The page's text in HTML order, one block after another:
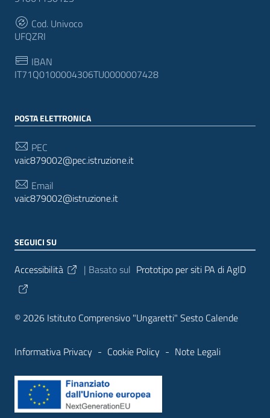
Cod. Univoco
UFQZRI
IBAN
IT71Q0100004306TU0000007428
POSTA ELETTRONICA
PEC
vaic879002@pec.istruzione.it
Email
vaic879002@istruzione.it
SEGUICI SU
Sezione Link Utili
Accessibilità | Basato sul Prototipo per siti PA di AgID
© 2026 Istituto Comprensivo "Ungaretti" Sesto Calende
Informativa Privacy - Cookie Policy - Note Legali